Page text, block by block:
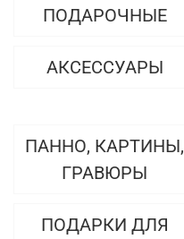
ПОДАРОЧНЫЕ
АКСЕССУАРЫ
ПАННО, КАРТИНЫ,
ГРАВЮРЫ
ПОДАРКИ ДЛЯ